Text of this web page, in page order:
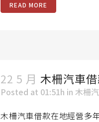
READ MORE
22 5 月 木柵汽車
Posted at 01:51h in 木柵
木柵汽車借款在地經營多